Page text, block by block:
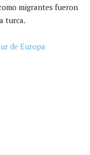
migrantes fueron
turca.